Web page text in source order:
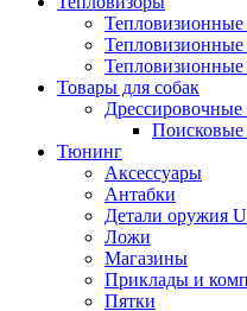
Тепловизионные
Товары для собак
Поисковые
Тюнинг
Аксессуары
Антабки
Детали оружия
Ложи
Магазины
Приклады и
Пятки